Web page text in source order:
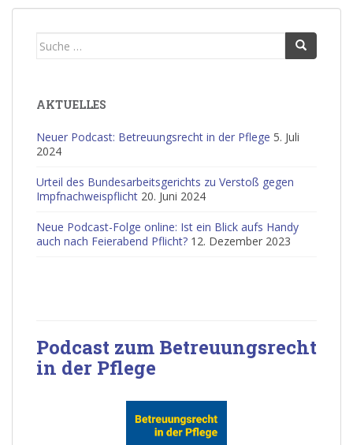
Suche
AKTUELLES
Neuer Podcast: Betreuungsrecht in der Pflege 5. Juli
2024
Urteil des Bundesarbeitsgerichts zu Verstoß gegen
Impfnachweispflicht 20. Juni 2024
Neue Podcast-Folge online: Ist ein Blick aufs Handy
auch nach Feierabend Pflicht? 12. Dezember 2023
Podcast zum Betreuungsrecht
in der Pflege